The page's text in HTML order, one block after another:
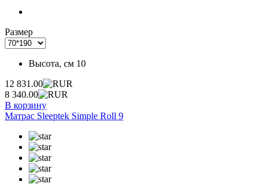
Размер
Высота, см 10
12 831.00
8 340.00
В корзину
Матрас Sleeptek Simple Roll 9